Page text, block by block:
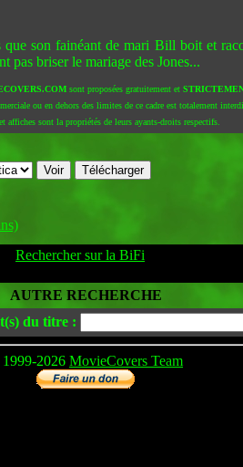
son fainéant de mari Bill boit et
pas briser le mariage des Jones...
sont proposées gratuitement et
ou en dehors des limites de ce cadre est totalement
affiches sont la propriétés de leurs ayants-droits respectifs.
Rechercher sur la BiFi
AUTRE RECHERCHE
du titre :
2026 MovieCovers Team